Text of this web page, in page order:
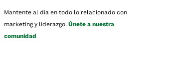
Mantente al día en todo lo relacionado con
marketing y liderazgo. Únete a nuestra
comunidad